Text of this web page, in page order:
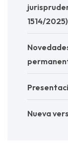
1514/
Nueva